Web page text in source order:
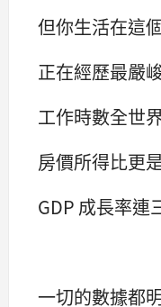
但你生活在這
正在經歷最嚴
工作時數全世
房價所得比更
GDP 成長率連
一切的數據都